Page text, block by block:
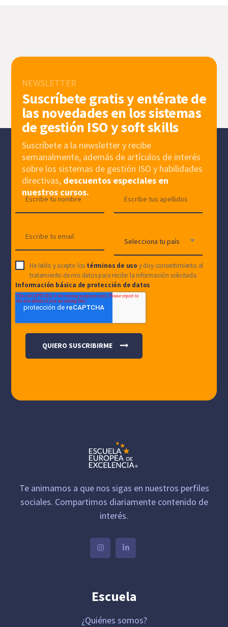
NEWSLETTER
Suscríbete gratis y entérate de
las novedades en los sistemas
de gestión ISO y soft skills
Suscríbete a la newsletter y recibe
semanalmente, además de artículos de interés
sobre los sistemas de gestión ISO y habilidades
directivas, descuentos especiales en
nuestros cursos.
He leído y acepto los términos de uso y doy consentimiento al
tratamiento de mis datos para recibir la información solicitada.
Información básica de protección de datos
Te animamos a que nos sigas en nuestros perfiles
sociales. Compartimos diariamente contenido de
interés.
Escuela
¿Quiénes somos?